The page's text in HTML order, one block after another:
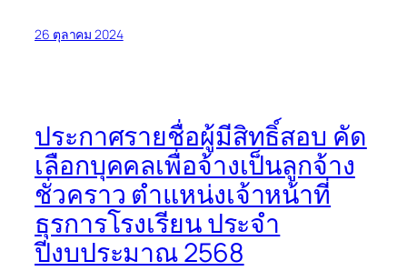
26 ตุลาคม 2024
ประกาศรายชื่อผู้มีสิทธิ์สอบ คัด
เลือกบุคคลเพื่อจ้างเป็นลูกจ้าง
ชั่วคราว ตำแหน่งเจ้าหน้าที่
ธุรการโรงเรียน ประจำ
ปีงบประมาณ 2568